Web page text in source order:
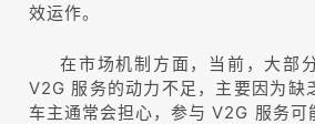
效运作。
在市场机制方面，当前，大部
V2G 服务的动力不足，主要因为缺
车主通常会担心，参与 V2G 服务可